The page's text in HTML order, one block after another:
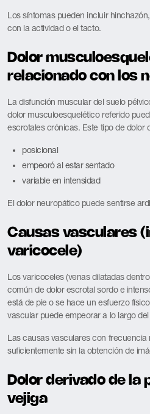
Los síntomas pueden incluir
con la actividad o el tacto.
Dolor
relacionado con los
La disfunción muscular del suelo
dolor musculoesquelético referido
escrotales crónicas. Este tipo de dolor
posicional
empeoró al estar sentado
variable en intensidad
El dolor neuropático puede sentirse
Causas vasculares
varicocele)
Los varicoceles (venas dilatadas
común de dolor escrotal sordo e
está de pie o se hace un esfuerzo
vascular puede empeorar a lo largo
Las causas vasculares con frecuencia
suficientemente sin la obtención de
Dolor derivado de la
vejiga